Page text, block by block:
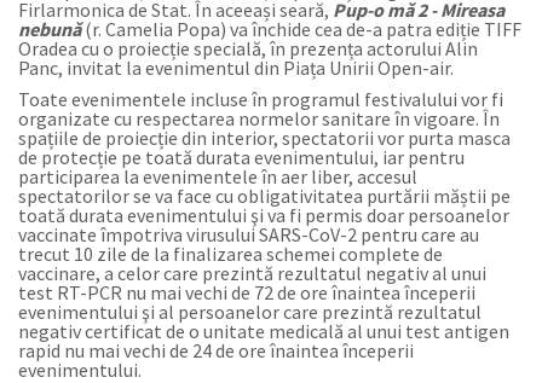
Firlarmonica de Stat. În aceeași seară, Pup-o mă 2 - Mireasa
nebună(r. Camelia Popa) va închide cea de-a patra ediție TIFF
Oradea cu o proiecție specială, în prezența actorului Alin
Panc, invitat la evenimentul din Piața Unirii Open-air.
Toate evenimentele incluse în programul festivalului vor fi
organizate cu respectarea normelor sanitare în vigoare. În
spațiile de proiecție din interior, spectatorii vor purta masca
de protecție pe toată durata evenimentului, iar pentru
participarea la evenimentele în aer liber, accesul
spectatorilor se va face cu obligativitatea purtării măștii pe
toată durata evenimentului şi va fi permis doar persoanelor
vaccinate împotriva virusului SARS-CoV-2 pentru care au
trecut 10 zile de la finalizarea schemei complete de
vaccinare, a celor care prezintă rezultatul negativ al unui
test RT-PCR nu mai vechi de 72 de ore înaintea începerii
evenimentului şi al persoanelor care prezintă rezultatul
negativ certificat de o unitate medicală al unui test antigen
rapid nu mai vechi de 24 de ore înaintea începerii
evenimentului.